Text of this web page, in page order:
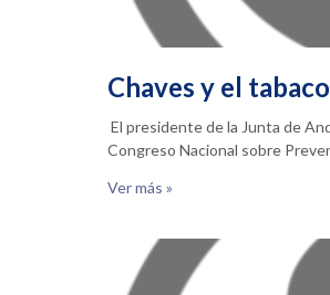
Chaves y el tabaco
El presidente de la Junta de
Congreso Nacional sobre
Ver más »